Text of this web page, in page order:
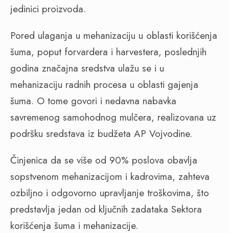
jedinici proizvoda.
Pored ulaganja u mehanizaciju u oblasti korišćenja
šuma, poput forvardera i harvestera, poslednjih
godina značajna sredstva ulažu se i u
mehanizaciju radnih procesa u oblasti gajenja
šuma. O tome govori i nedavna nabavka
savremenog samohodnog mulčera, realizovana uz
podršku sredstava iz budžeta AP Vojvodine.
Činjenica da se više od 90% poslova obavlja
sopstvenom mehanizacijom i kadrovima, zahteva
ozbiljno i odgovorno upravljanje troškovima, što
predstavlja jedan od ključnih zadataka Sektora
korišćenja šuma i mehanizacije.